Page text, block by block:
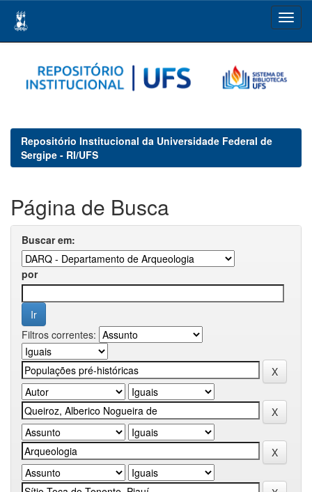
navigation
Repositório Institucional da Universidade Federal de
Sergipe - RI/UFS
Página de Busca
Buscar em:
por
Filtros correntes: